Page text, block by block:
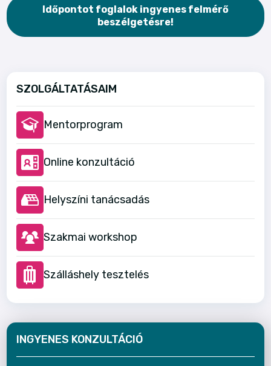
Időpontot foglalok ingyenes felmérő
beszélgetésre!
SZOLGÁLTATÁSAIM
Mentorprogram
Online konzultáció
Helyszíni tanácsadás
Szakmai workshop
Szálláshely tesztelés
INGYENES KONZULTÁCIÓ